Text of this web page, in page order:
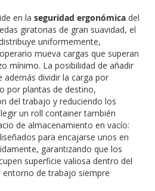
en la seguridad ergonómica del
giratorias de gran suavidad, el
uniformemente,
mueva cargas que superan
mínimo. La posibilidad de añadir
dividir la carga por
por plantas de destino,
del trabajo y reduciendo los
un roll container también
de almacenamiento en vacío:
para encajarse unos en
garantizando que los
superficie valiosa dentro del
de trabajo siempre